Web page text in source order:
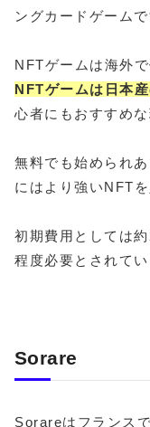
ングカードゲームで
NFTゲームは海外
NFTゲームは日本
心者にもおすすめな
無料でも始められ
にはより強いNFT
初期費用としては
程度必要とされてい
Sorare
Sorareはフランス